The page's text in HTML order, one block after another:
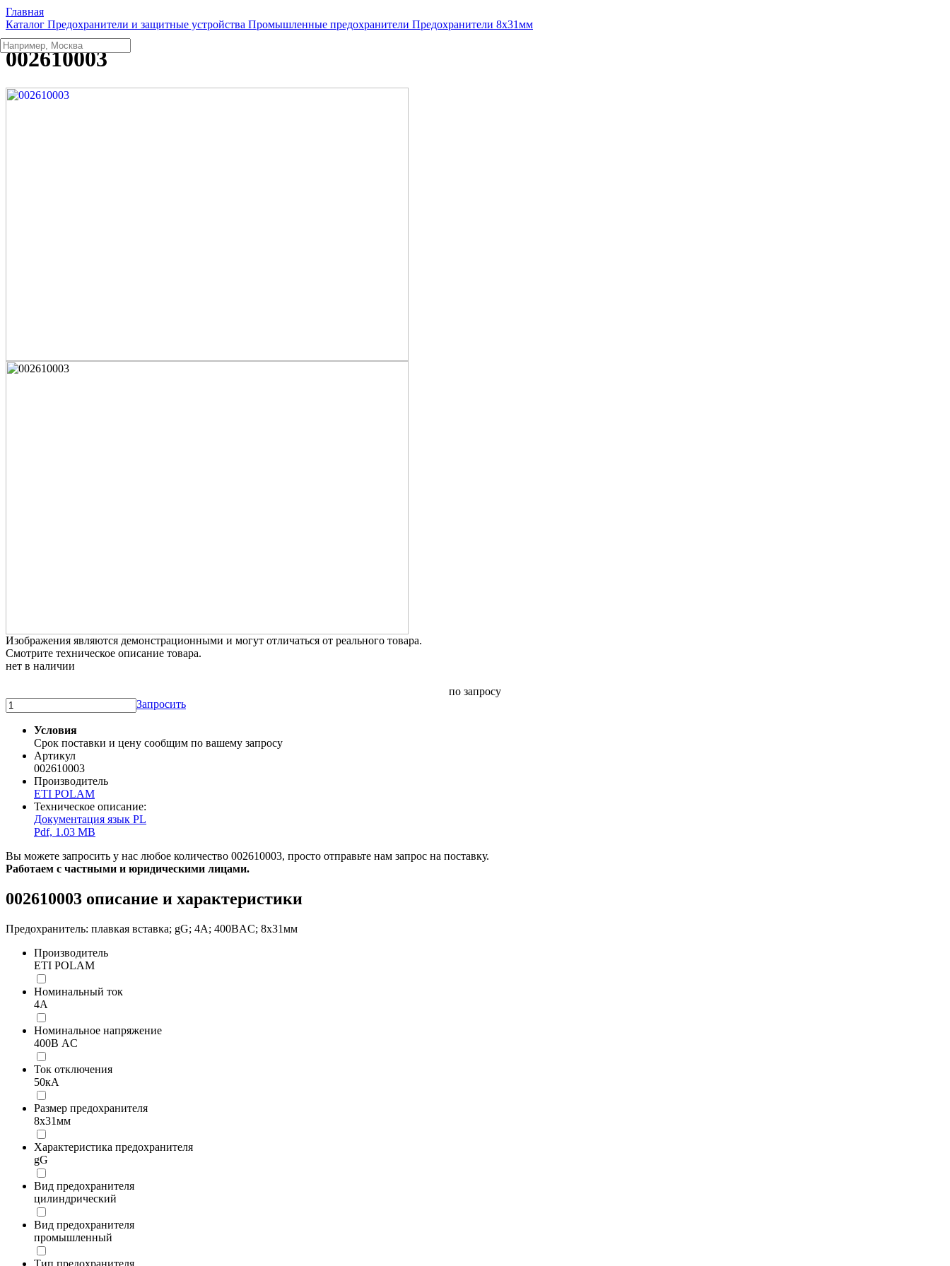
Главная
Каталог Предохранители и защитные устройства Промышленные предохранители Предохранители 8x31мм
002610003
Изображения являются демонстрационными и могут отличаться от реального товара.
Смотрите техническое описание товара.
нет в наличии
по запросу
Запросить
Условия
Срок поставки и цену сообщим по вашему запросу
Артикул
002610003
Производитель
ETI POLAM
Техническое описание:
Документация язык PL
Pdf, 1.03 MB
Вы можете запросить у нас любое количество 002610003, просто отправьте нам запрос на поставку.
Работаем с частными и юридическими лицами.
002610003 описание и характеристики
Предохранитель: плавкая вставка; gG; 4А; 400ВAC; 8x31мм
Производитель
ETI POLAM
Номинальный ток
4А
Номинальное напряжение
400В AC
Ток отключения
50кА
Размер предохранителя
8x31мм
Характеристика предохранителя
gG
Вид предохранителя
цилиндрический
Вид предохранителя
промышленный
Тип предохранителя